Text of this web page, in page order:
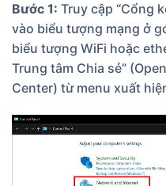
Bước 1: Truy cập “Cổng
vào biểu tượng mạng ở
biểu tượng WiFi hoặc
Trung tâm Chia sẻ”
Center) từ menu xuất